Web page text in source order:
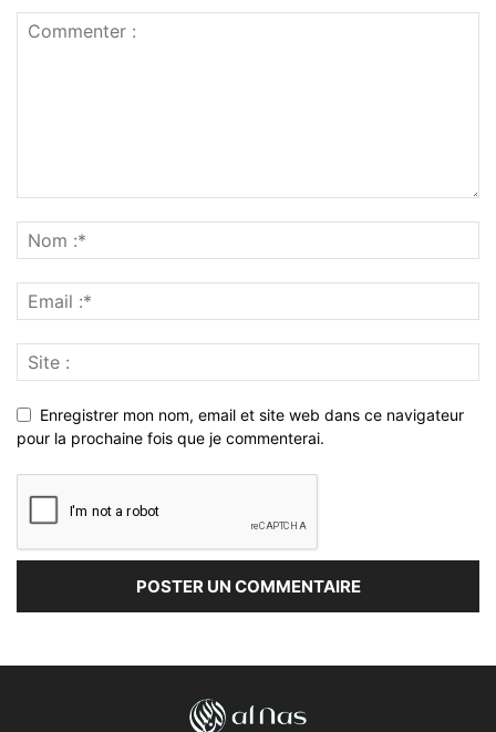
Enregistrer mon nom, email et site web dans ce navigateur
pour la prochaine fois que je commenterai.